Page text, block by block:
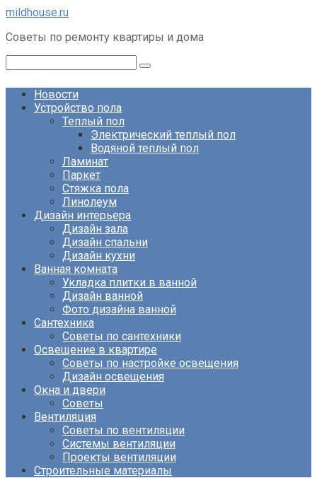
Перейти
контенту
mildhouse.ru
Советы по ремонту квартиры и дома
Новости
Устройство пола
Теплый пол
Электрический теплый пол
Водяной теплый пол
Ламинат
Паркет
Стяжка пола
Линолеум
Дизайн интерьера
Дизайн зала
Дизайн спальни
Дизайн кухни
Ванная комната
Укладка плитки в ванной
Дизайн ванной
Фото дизайна ванной
Сантехника
Советы по сантехники
Освещение в квартире
Советы по настройке освещения
Дизайн освещения
Окна и двери
Советы
Вентиляция
Советы по вентиляции
Системы вентиляции
Проекты вентиляции
Строительные материалы